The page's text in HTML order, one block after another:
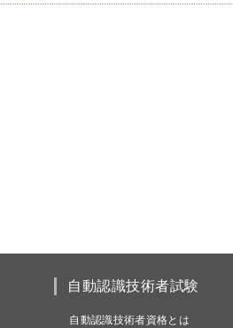
自動認識技術者試験
自動認識技術者資格とは